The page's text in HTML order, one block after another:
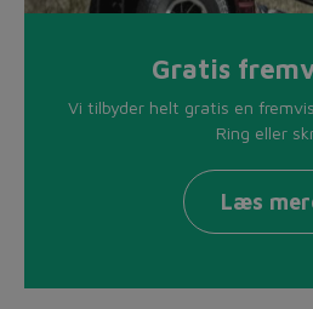
Gratis
Vi tilbyder helt gratis en
Ring eller
Læs